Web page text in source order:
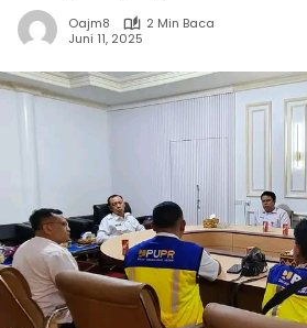
Oajm8
2 Min Baca
Juni 11, 2025